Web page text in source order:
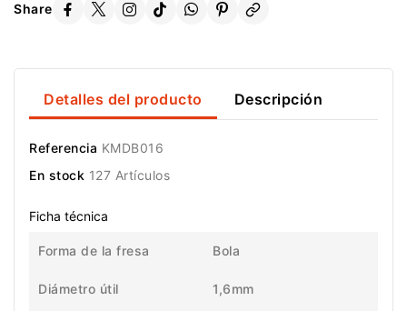
Share
Detalles del producto Descripción
Referencia KMDB016
En stock 127 Artículos
Ficha técnica
Forma de la fresa Bola
Diámetro útil 1,6mm